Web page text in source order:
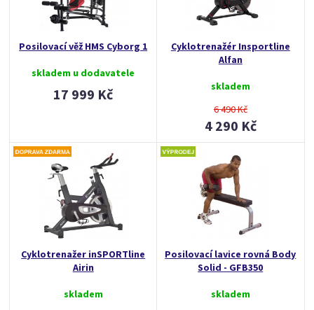
Posilovací věž HMS Cyborg 1
skladem u dodavatele
17 999 Kč
Cyklotrenažér Insportline
Alfan
skladem
6 490 Kč
4 290 Kč
Cyklotrenažer inSPORTline
Airin
skladem
Posilovací lavice rovná Body
Solid - GFB350
skladem